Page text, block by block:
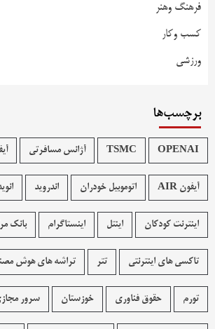
فرهنگ وهنر
کسب وکار
ورزشی
برچسب‌ها
OPENAI
TSMC آژانس مسافرتی
آیفون AIR اتوموبیل خودران اندروید
اینترنت کودکان اینتل اینستاگرام بانک
تاکسی های اینترنتی تتر تراشه های هوش
تورم حقوق فناوری خوزستان سرور